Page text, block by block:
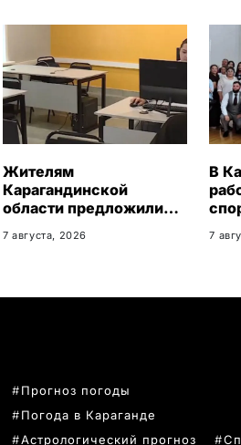
Жителям
Карагандинской
области предложили
гарантией
7 августа, 2026
В
7
Прогноз погоды
Погода в Караганде
Астрологический прогноз